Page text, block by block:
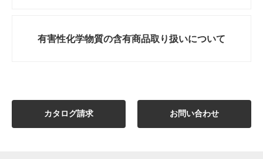
有害性化学物質の含有商品取り扱いについて
カタログ請求 お問い合わせ